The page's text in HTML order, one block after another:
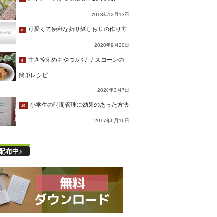
2018年12月13日
8 可愛くて便利な折り紙しおりの作り方
2020年9月20日
9 甘さ控えめおやつ♪バナナスコーンの
簡単レシピ
2020年3月7日
10 小学生の時間管理に効果のあった方法
2017年6月16日
布中♪